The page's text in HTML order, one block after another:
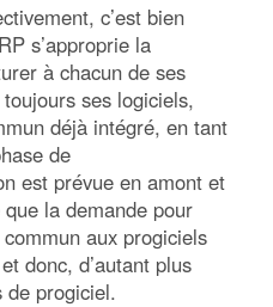
c’est bien
s’approprie la
à chacun de ses
ses logiciels,
déjà intégré, en tant
de
est prévue en amont et
la demande pour
commun aux progiciels
donc, d’autant plus
de progiciel.